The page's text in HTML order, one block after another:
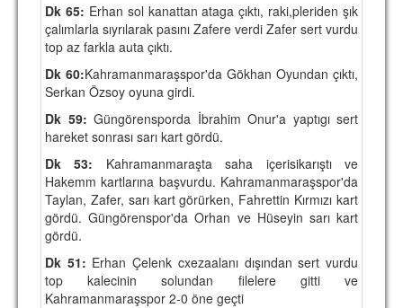
SPONSORLAR
TARİHÇE
TARİHİ BAŞARILAR
BASINDAN
KUPA MAÇLARI
ESKi BAŞKANLAR
ESKİ HOCALAR
HAKKIMIZDA
Dk 65: Erhan sol kanattan ataga çıktı, raki,pleriden şık
çalımlarla sıyrılarak pasını Zafere verdi Zafer sert vurdu
top az farkla auta çıktı.
Dk 60:Kahramanmaraşspor'da Gökhan Oyundan çıktı,
Serkan Özsoy oyuna girdi.
Dk 59: Güngörensporda İbrahim Onur'a yaptıgı sert
hareket sonrası sarı kart gördü.
Dk 53: Kahramanmaraşta saha içerisikarıştı ve
Hakemm kartlarına başvurdu. Kahramanmaraşspor'da
Taylan, Zafer, sarı kart görürken, Fahrettin Kırmızı kart
gördü. Güngörenspor'da Orhan ve Hüseyin sarı kart
gördü.
Dk 51: Erhan Çelenk cxezaalanı dışından sert vurdu
top kalecinin solundan filelere gitti ve
Kahramanmaraşspor 2-0 öne geçti